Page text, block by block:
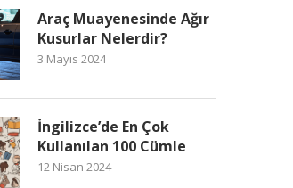
Araç Muayenesinde Ağır
Kusurlar Nelerdir?
3 Mayıs 2024
İngilizce’de En Çok
Kullanılan 100 Cümle
12 Nisan 2024